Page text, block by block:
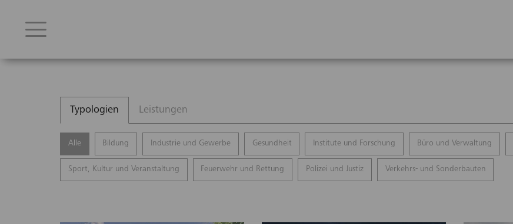
Typologien Leistungen
Alle Bildung Industrie und Gewerbe Gesundheit Institute und Forschung Büro und Verwaltung
Sport, Kultur und Veranstaltung Feuerwehr und Rettung Polizei und Justiz Verkehrs- und Sonderbauten